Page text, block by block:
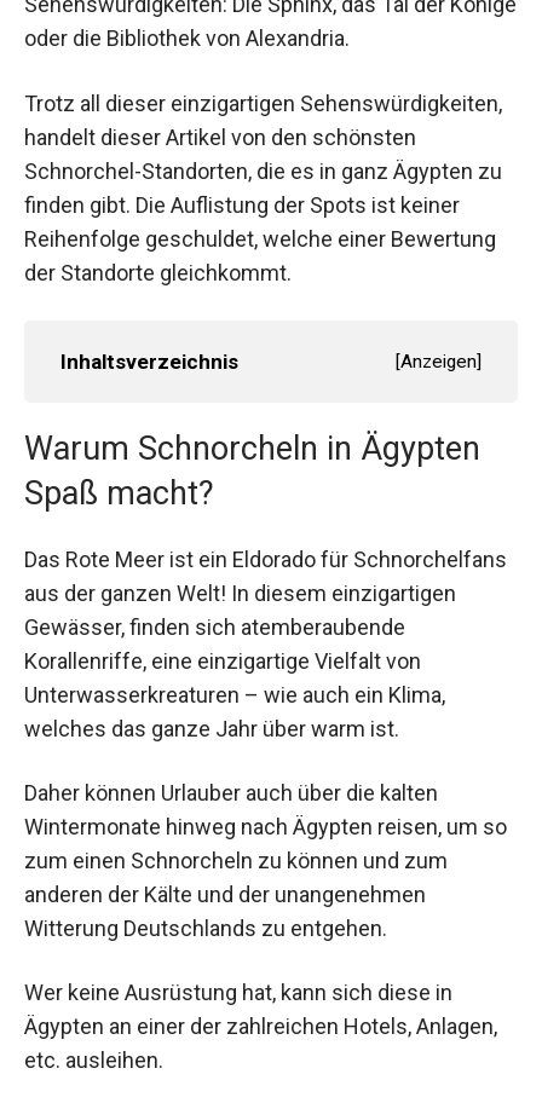
oder die Bibliothek von Alexandria.
Trotz all dieser einzigartigen Sehenswürdigkeiten,
handelt dieser Artikel von den schönsten
Schnorchel-Standorten, die es in ganz Ägypten zu
finden gibt. Die Auflistung der Spots ist keiner
Reihenfolge geschuldet, welche einer Bewertung
der Standorte gleichkommt.
Inhaltsverzeichnis [Anzeigen]
Warum Schnorcheln in Ägypten
Spaß macht?
Das Rote Meer ist ein Eldorado für Schnorchelfans
aus der ganzen Welt! In diesem einzigartigen
Gewässer, finden sich atemberaubende
Korallenriffe, eine einzigartige Vielfalt von
Unterwasserkreaturen – wie auch ein Klima,
welches das ganze Jahr über warm ist.
Daher können Urlauber auch über die kalten
Wintermonate hinweg nach Ägypten reisen, um so
zum einen Schnorcheln zu können und zum
anderen der Kälte und der unangenehmen
Witterung Deutschlands zu entgehen.
Wer keine Ausrüstung hat, kann sich diese in
Ägypten an einer der zahlreichen Hotels, Anlagen,
etc. ausleihen.